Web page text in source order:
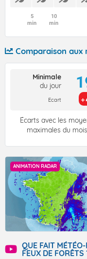
5
min
10
min
Comparaison aux
Minimale
du jour
Ecart
Écarts avec les
maximales du
ANIMATION RADAR
QUE FAIT
FEUX DE FORÊTS